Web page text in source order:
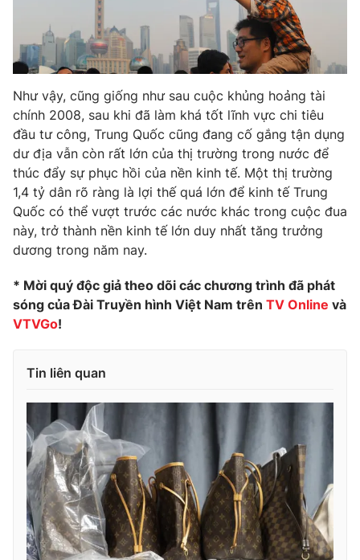
Như vậy, cũng giống như sau cuộc khủng hoảng tài
chính 2008, sau khi đã làm khá tốt lĩnh vực chi tiêu
đầu tư công, Trung Quốc cũng đang cố gắng tận dụng
dư địa vẫn còn rất lớn của thị trường trong nước để
thúc đẩy sự phục hồi của nền kinh tế. Một thị trường
1,4 tỷ dân rõ ràng là lợi thế quá lớn để kinh tế Trung
Quốc có thể vượt trước các nước khác trong cuộc đua
này, trở thành nền kinh tế lớn duy nhất tăng trưởng
dương trong năm nay.
* Mời quý độc giả theo dõi các chương trình đã phát
sóng của Đài Truyền hình Việt Nam trên TV Online và
VTVGo!
Tin liên quan